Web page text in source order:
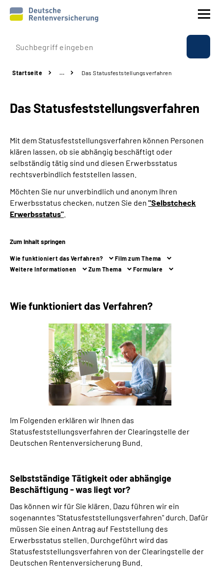
Prävention
Rente
Beratung & Kontakt
Experten
Über uns & Presse
Online-Services
Suche
Language
Leichte Sprache
Mein Kundenportal
Startseite … Das Statusfeststellungs­verfahren
Das Statusfeststellungs­verfahren
Mit dem Statusfeststellungsverfahren können Personen
klären lassen, ob sie abhängig beschäftigt oder
selbständig tätig sind und diesen Erwerbsstatus
rechtsverbindlich feststellen lassen.
Möchten Sie nur unverbindlich und anonym Ihren
Erwerbsstatus checken, nutzen Sie den "Selbstcheck
Erwerbsstatus"
Zum Inhalt springen
Wie funktioniert das Verfahren?
Film zum Thema
Weitere Informationen
Zum Thema Formulare
Wie funktioniert das Verfahren?
Im Folgenden erklären wir Ihnen das
Statusfeststellungsverfahren der Clearingstelle der
Deutschen Rentenversicherung Bund.
Selbstständige Tätigkeit oder abhängige
Beschäftigung - was liegt vor?
Das können wir für Sie klären. Dazu führen wir ein
sogenanntes "Statusfeststellungsverfahren" durch. Dafür
müssen Sie einen Antrag auf Feststellung des
Erwerbsstatus stellen. Durchgeführt wird das
Statusfeststellungsverfahren von der Clearingstelle der
Deutschen Rentenversicherung Bund.